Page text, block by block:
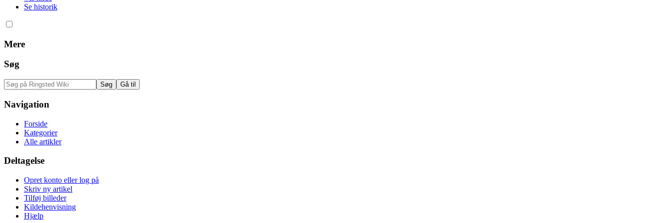
Se historik
Mere
Søg
Navigation
Forside
Kategorier
Alle artikler
Deltagelse
Opret konto eller log på
Skriv ny artikel
Tilføj billeder
Kildehenvisning
Hjælp